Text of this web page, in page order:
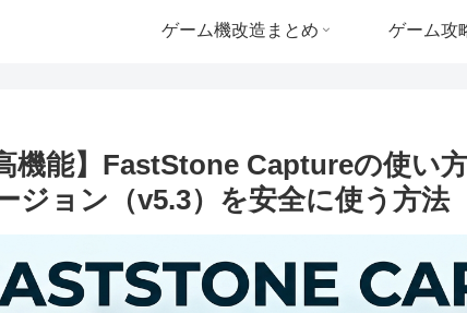
ゲーム機改造まとめ ゲーム攻
機能】FastStone Captureの使い
ジョン（v5.3）を安全に使う方法